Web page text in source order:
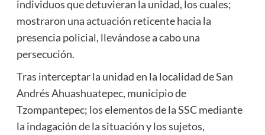
individuos que detuvieran la unidad, los cuales;
mostraron una actuación reticente hacia la
presencia policial, llevándose a cabo una
persecución.
Tras interceptar la unidad en la localidad de San
Andrés Ahuashuatepec, municipio de
Tzompantepec; los elementos de la SSC mediante
la indagación de la situación y los sujetos,